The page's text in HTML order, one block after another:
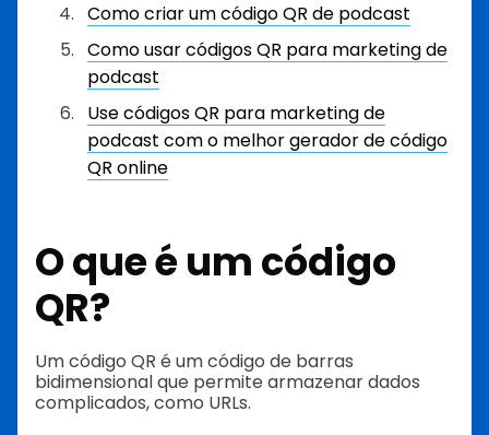
Como criar um código QR de podcast
Como usar códigos QR para marketing de
podcast
Use códigos QR para marketing de
podcast com o melhor gerador de código
QR online
O que é um código
QR?
Um código QR é um código de barras
bidimensional que permite armazenar dados
complicados, como URLs.